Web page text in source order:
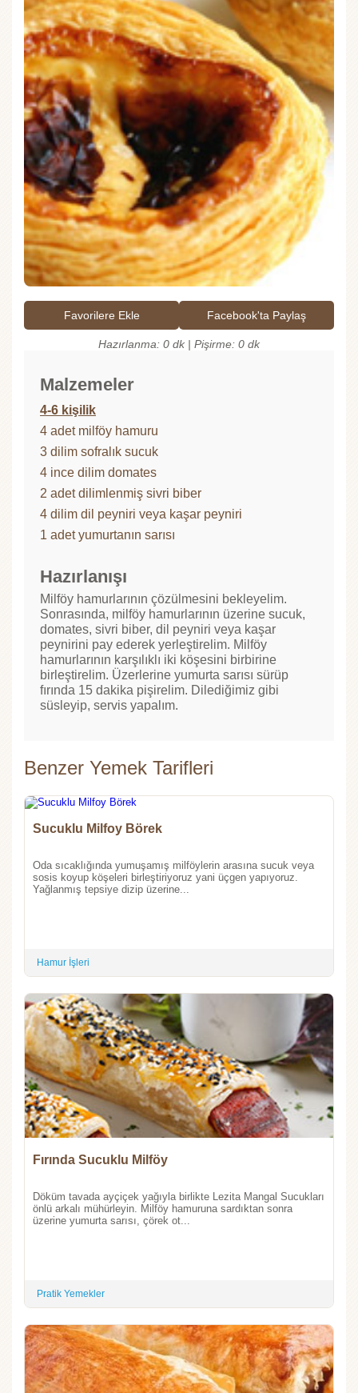
Favorilere Ekle Facebook'ta Paylaş
Hazırlanma: 0 dk | Pişirme: 0 dk
Malzemeler
4-6 kişilik
4 adet milföy hamuru
3 dilim sofralık sucuk
4 ince dilim domates
2 adet dilimlenmiş sivri biber
4 dilim dil peyniri veya kaşar peyniri
1 adet yumurtanın sarısı
Hazırlanışı
Milföy hamurlarının çözülmesini bekleyelim.
Sonrasında, milföy hamurlarının üzerine sucuk,
domates, sivri biber, dil peyniri veya kaşar
peynirini pay ederek yerleştirelim. Milföy
hamurlarının karşılıklı iki köşesini birbirine
birleştirelim. Üzerlerine yumurta sarısı sürüp
fırında 15 dakika pişirelim. Dilediğimiz gibi
süsleyip, servis yapalım.
Benzer Yemek Tarifleri
Sucuklu Milfoy Börek
Oda sıcaklığında yumuşamış milföylerin arasına sucuk veya
sosis koyup köşeleri birleştiriyoruz yani üçgen yapıyoruz.
Yağlanmış tepsiye dizip üzerine...
Hamur İşleri
Fırında Sucuklu Milföy
Döküm tavada ayçiçek yağıyla birlikte Lezita Mangal Sucukları
önlü arkalı mühürleyin. Milföy hamuruna sardıktan sonra
üzerine yumurta sarısı, çörek ot...
Pratik Yemekler